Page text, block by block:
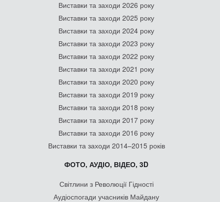
Виставки та заходи 2026 року
Виставки та заходи 2025 року
Виставки та заходи 2024 року
Виставки та заходи 2023 року
Виставки та заходи 2022 року
Виставки та заходи 2021 року
Виставки та заходи 2020 року
Виставки та заходи 2019 року
Виставки та заходи 2018 року
Виставки та заходи 2017 року
Виставки та заходи 2016 року
Виставки та заходи 2014–2015 років
ФОТО, АУДІО, ВІДЕО, 3D
Світлини з Революції Гідності
Аудіоспогади учасників Майдану